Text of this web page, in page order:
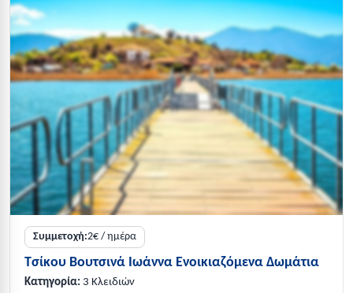
Συμμετοχή:2€ / ημέρα
Τσίκου Βουτσινά Ιωάννα Ενοικιαζόμενα Δωμάτια
Κατηγορία: 3 Κλειδιών